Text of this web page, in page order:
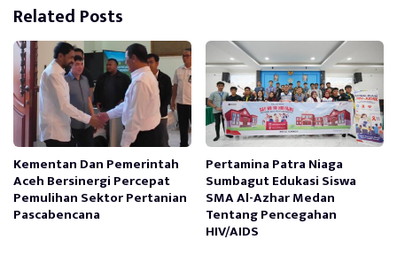
Related Posts
Kementan Dan Pemerintah
Aceh Bersinergi Percepat
Pemulihan Sektor Pertanian
Pascabencana
Pertamina Patra Niaga
Sumbagut Edukasi Siswa
SMA Al-Azhar Medan
Tentang Pencegahan
HIV/AIDS